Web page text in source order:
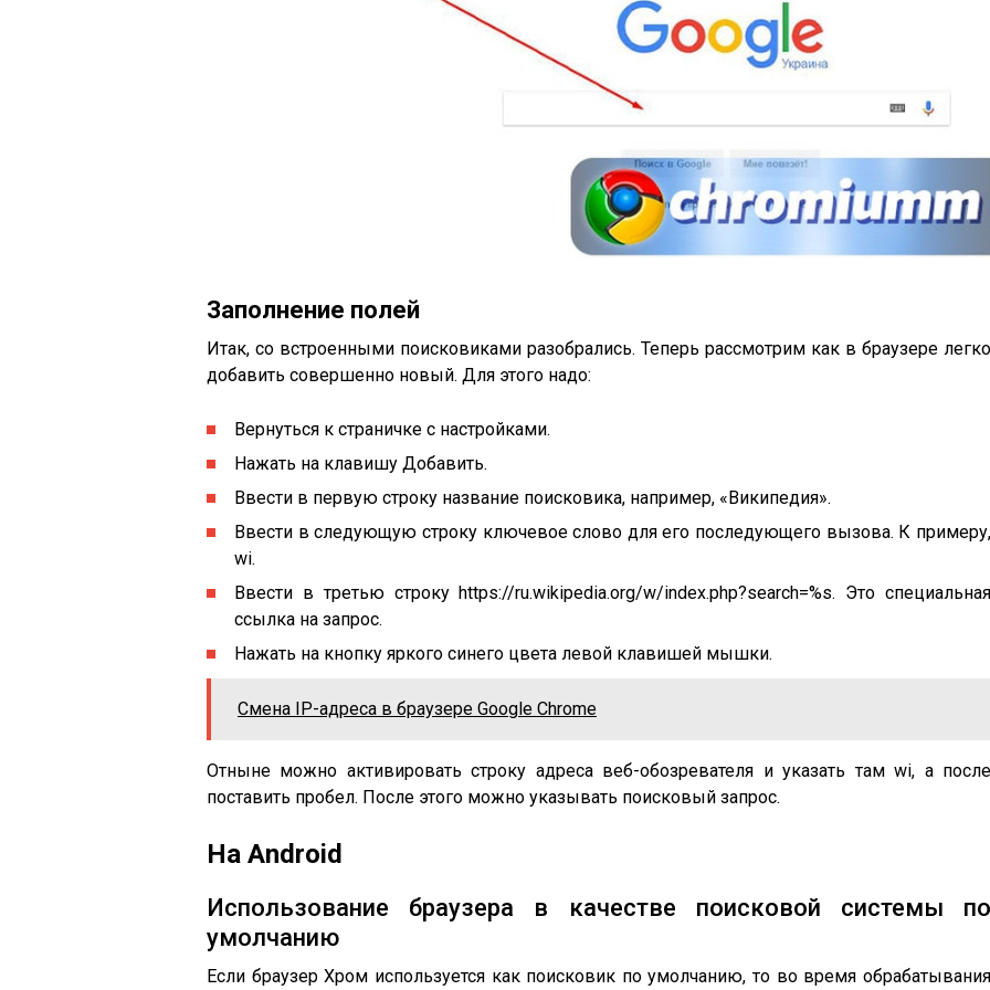
Заполнение полей
Итак, со встроенными поисковиками разобрались. Теперь рассмотрим как в браузере легко
добавить совершенно новый. Для этого надо:
Вернуться к страничке с настройками.
Нажать на клавишу Добавить.
Ввести в первую строку название поисковика, например, «Википедия».
Ввести в следующую строку ключевое слово для его последующего вызова. К примеру,
wi.
Ввести в третью строку https://ru.wikipedia.org/w/index.php?search=%s. Это специальная
ссылка на запрос.
Нажать на кнопку яркого синего цвета левой клавишей мышки.
Смена IP-адреса в браузере Google Chrome
Отныне можно активировать строку адреса веб-обозревателя и указать там wi, а после
поставить пробел. После этого можно указывать поисковый запрос.
На Android
Использование браузера в качестве поисковой системы по
умолчанию
Если браузер Хром используется как поисковик по умолчанию, то во время обрабатывания